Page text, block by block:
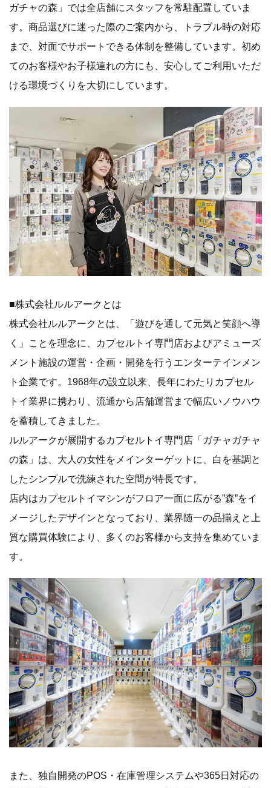
ガチャの森」では全店舗にスタッフを常駐配置していま
す。商品選びに迷った際のご案内から、トラブル時の対応
まで、対面でサポートできる体制を整備しています。初め
てのお客様やお子様連れの方にも、安心してご利用いただ
ける環境づくりを大切にしています。
■株式会社ルルアークとは
株式会社ルルアークとは、「遊びを通して元気と笑顔へ導
く」ことを理念に、カプセルトイ専門店およびアミューズ
メント施設の運営・企画・開発を行うエンターテインメン
ト企業です。1968年の設立以来、長年にわたりカプセル
トイ業界に携わり、流通から店舗運営まで幅広いノウハウ
を蓄積してきました。
ルルアークが展開するカプセルトイ専門店「ガチャガチャ
の森」は、大人の女性をメインターゲットに、白を基調と
したシンプルで洗練された空間が特長です。
店内はカプセルトイマシンがフロア一面に広がる”森”をイ
メージしたデザインとなっており、業界随一の品揃えと上
質な購買体験により、多くのお客様から支持を集めていま
す。
また、独自開発のPOS・在庫管理システムや365日対応の